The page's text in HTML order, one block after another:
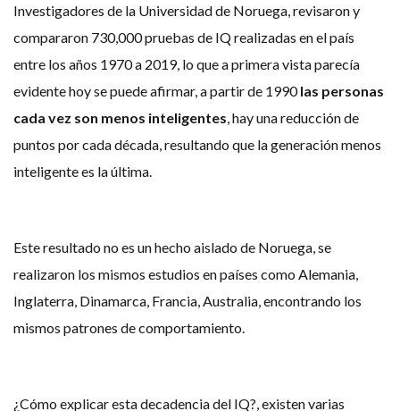
Investigadores de la Universidad de Noruega, revisaron y
compararon 730,000 pruebas de IQ realizadas en el país
entre los años 1970 a 2019, lo que a primera vista parecía
evidente hoy se puede afirmar, a partir de 1990las personas
cada vez son menos inteligentes , hay una reducción de
puntos por cada década, resultando que la generación menos
inteligente es la última.
Este resultado no es un hecho aislado de Noruega, se
realizaron los mismos estudios en países como Alemania,
Inglaterra, Dinamarca, Francia, Australia, encontrando los
mismos patrones de comportamiento.
¿Cómo explicar esta decadencia del IQ?, existen varias